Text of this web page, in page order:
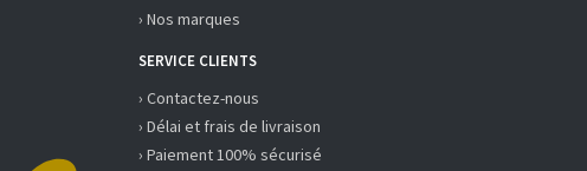
› Nos marques
SERVICE CLIENTS
› Contactez-nous
› Délai et frais de livraison
› Paiement 100% sécurisé